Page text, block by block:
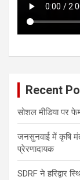
Recent
सोशल मीडिया पर
जनसुनवाई में कृषि
प्रेरणादायक
SDRF ने हरिद्वार